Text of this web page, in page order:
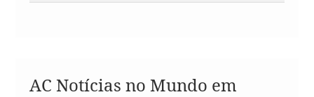
AC Notícias no Mundo em